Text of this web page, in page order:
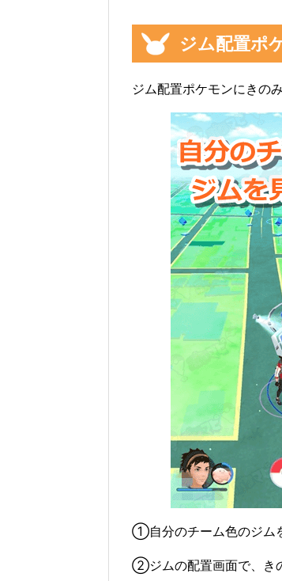
ジム配置ポ
ジム配置ポケモンにきの
①自分のチーム色のジム
②ジムの配置画面で、き